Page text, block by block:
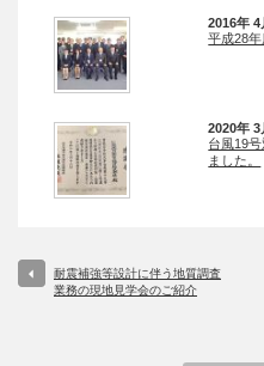
2016年 4
平成28年
2020年 3
台風19
ました。
耐震補強等設計に伴う地質調査
業務の現地見学会のご紹介